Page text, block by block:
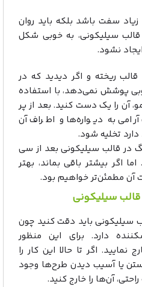
سفت باشد بلکه باید روان
سیلیکونی، به خوبی شکل
نشود.
ریخته و اگر دیدید که در
پوشش نمی‌دهد، با استفاده
آن را یک دست کنید. بعد از پر
به دیواره‌ها و اطراف آن
تخلیه شود.
قالب سیلیکونی بعد از سی
بیشتر باقی بماند، بهتر
آن مطمئن‌تر خواهیم بود.
سیلیکونی
سیلیکونی باید دقت کنید چون
دارد. برای این منظور
اگر تا حالا این کار را
یا آسیب دیدن طرح‌ها وجود
آن‌ها را خارج کنید.